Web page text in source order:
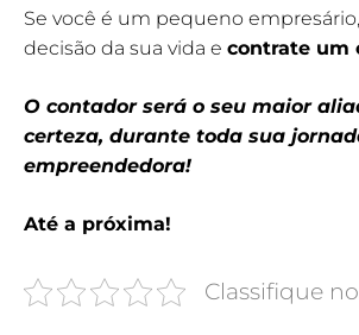
Se você é um pequeno
decisão da sua vida e contrate um
O contador será o seu maior
certeza, durante toda sua
empreendedora!
Até a próxima!
Classifique